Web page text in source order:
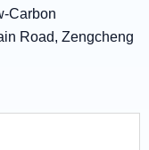
Carbon
Road, Zengcheng